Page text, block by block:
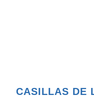
CASILLAS DE